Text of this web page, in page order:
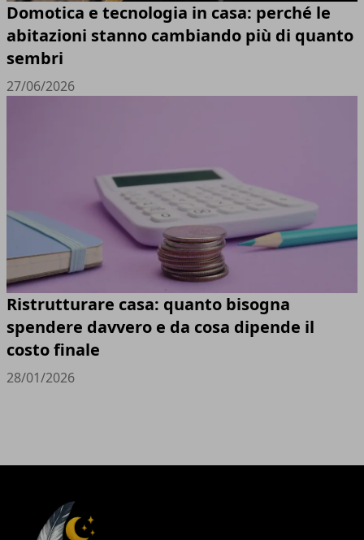
Domotica e tecnologia in casa: perché le
abitazioni stanno cambiando più di quanto
sembri
27/06/2026
Ristrutturare casa: quanto bisogna
spendere davvero e da cosa dipende il
costo finale
28/01/2026